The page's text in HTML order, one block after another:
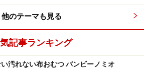
他のテーマも見る
記事ランキング
汚れない布おむつ バンビーノミオ